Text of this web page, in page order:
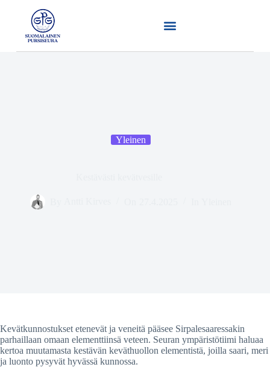
Yleinen
Kevätkunnostukset etenevät ja veneitä pääsee Sirpalesaaressakin
parhaillaan omaan elementtiinsä veteen. Seuran ympäristötiimi haluaa
kertoa muutamasta kestävän keväthuollon elementistä, joilla saari, meri
ja luonto pysyvät hyvässä kunnossa.